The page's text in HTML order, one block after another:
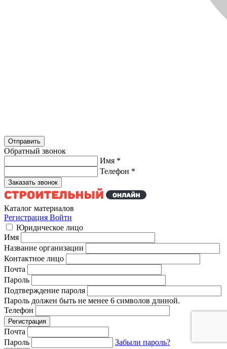
Обратный звонок
Имя *
Телефон *
Каталог материалов
Регистрация Войти
Юридическое лицо
Имя
Название организации
Контактное лицо
Почта
Пароль
Подтверждение пароля
Пароль должен быть не менее 6 символов длиной.
Телефон
Почта
Пароль
Забыли пароль?